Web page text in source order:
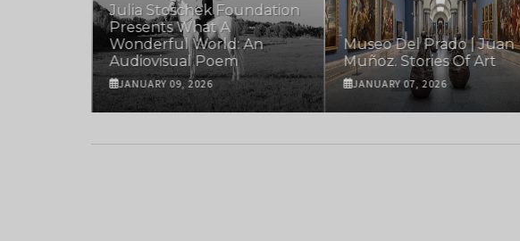
Julia Stoschek Foundation
Presents What A
Wonderful World: An
Audiovisual Poem
JANUARY 09, 2026
Museo Del Prado | Juan
Muñoz. Stories Of Art
JANUARY 07, 2026